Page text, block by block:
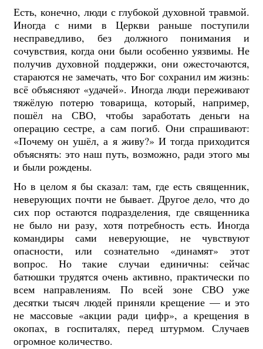
Есть, конечно, люди с глубокой духовной травмой.
Иногда с ними в Церкви раньше поступили
несправедливо, без должного понимания и
сочувствия, когда они были особенно уязвимы. Не
получив духовной поддержки, они ожесточаются,
стараются не замечать, что Бог сохранил им жизнь:
всё объясняют «удачей». Иногда люди переживают
тяжёлую потерю товарища, который, например,
пошёл на СВО, чтобы заработать деньги на
операцию сестре, а сам погиб. Они спрашивают:
«Почему он ушёл, а я живу?» И тогда приходится
объяснять: это наш путь, возможно, ради этого мы
и были рождены.
Но в целом я бы сказал: там, где есть священник,
неверующих почти не бывает. Другое дело, что до
сих пор остаются подразделения, где священника
не было ни разу, хотя потребность есть. Иногда
командиры сами неверующие, не чувствуют
опасности, или сознательно «динамят» этот
вопрос. Но такие случаи единичны: сейчас
батюшки трудятся очень активно, практически по
всем направлениям. По всей зоне СВО уже
десятки тысяч людей приняли крещение — и это
не массовые «акции ради цифр», а крещения в
окопах, в госпиталях, перед штурмом. Случаев
огромное количество.